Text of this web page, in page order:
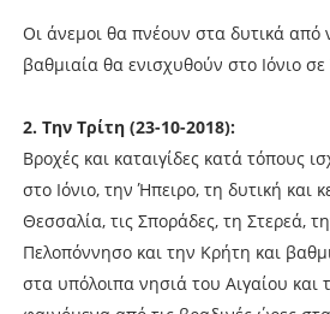
Οι άνεμοι θα πνέουν στα δυτικά από
βαθμιαία θα ενισχυθούν στο Ιόνιο
2. Την Τρίτη (23-10-2018):
Βροχές και καταιγίδες κατά τόπους
στο Ιόνιο, την Ήπειρο, τη δυτική και
Θεσσαλία, τις Σποράδες, τη Στερεά,
Πελοπόννησο και την Κρήτη και
στα υπόλοιπα νησιά του Αιγαίου